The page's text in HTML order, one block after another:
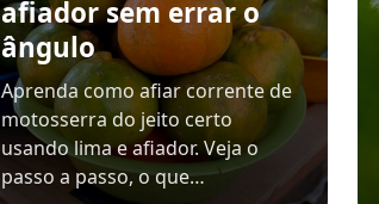
afiador sem errar o
ângulo
Aprenda como afiar corrente de
motosserra do jeito certo
usando lima e afiador. Veja o
passo a passo, o que…